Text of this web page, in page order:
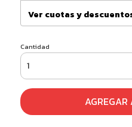
Ver cuotas y
Cantidad
AGREGAR